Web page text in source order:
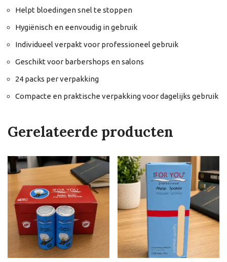
Helpt bloedingen snel te stoppen
Hygiënisch en eenvoudig in gebruik
Individueel verpakt voor professioneel gebruik
Geschikt voor barbershops en salons
24 packs per verpakking
Compacte en praktische verpakking voor dagelijks gebruik
Gerelateerde producten